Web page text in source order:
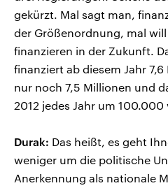
gekürzt. Mal sagt man,
der Größenordnung, mal
finanzieren in der Zukunft.
finanziert ab diesem Jahr
nur noch 7,5 Millionen und
2012 jedes Jahr um 100.000
Durak: Das heißt, es geht
weniger um die politische
Anerkennung als nationale